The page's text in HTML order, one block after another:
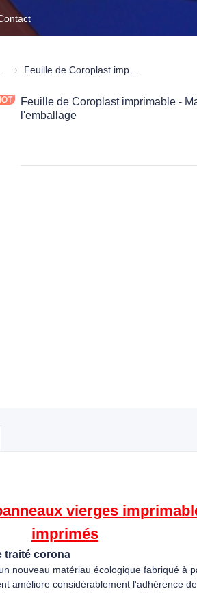
Feuille coroplast imprimable
Feuille de Coroplast imprimable -
l'emballage
vierges
imprimés
traité corona
nouveau matériau écologique fabriqué à
améliore considérablement l'adhérence